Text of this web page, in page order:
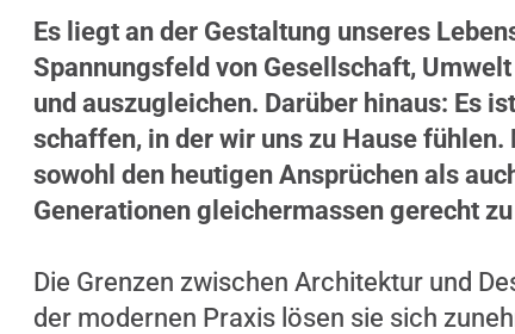
Es liegt an der Gestaltung unseres
Spannungsfeld von Gesellschaft,
und auszugleichen. Darüber hinaus: Es
schaffen, in der wir uns zu Hause
sowohl den heutigen Ansprüchen als
Generationen gleichermassen gerecht
Die Grenzen zwischen Architektur und
der modernen Praxis lösen sie sich